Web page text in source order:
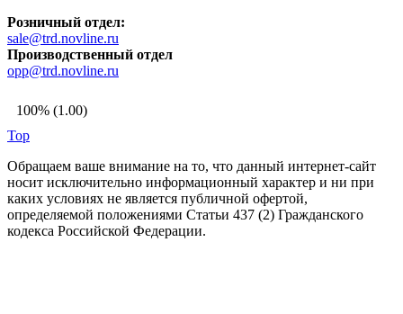
Розничный отдел:
sale@trd.novline.ru
Производственный отдел
opp@trd.novline.ru
100% (1.00)
Top
Обращаем ваше внимание на то, что данный интернет-сайт
носит исключительно информационный характер и ни при
каких условиях не является публичной офертой,
определяемой положениями Статьи 437 (2) Гражданского
кодекса Российской Федерации.